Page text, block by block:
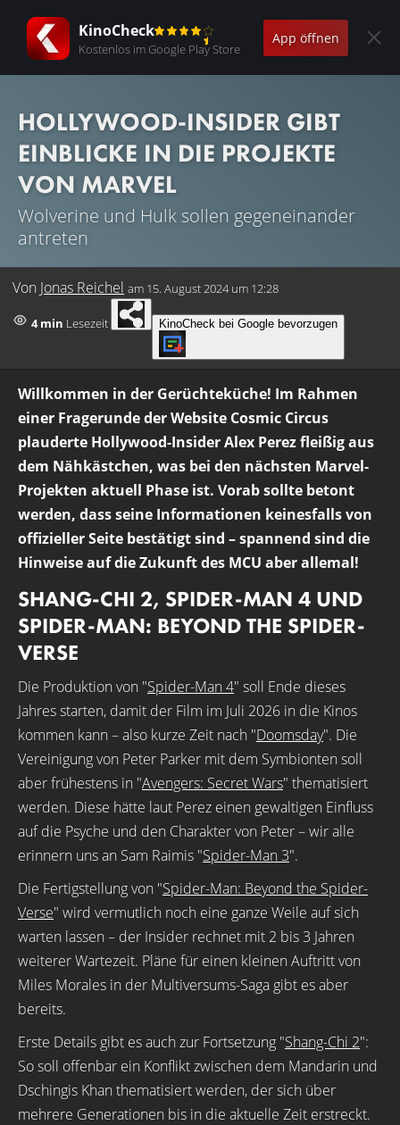
KinoCheck
Kostenlos im Google Play Store
App öffnen
HOLLYWOOD-INSIDER GIBT
EINBLICKE IN DIE PROJEKTE
VON MARVEL
Wolverine und Hulk sollen gegeneinander
antreten
Von Jonas Reichel am 15. August 2024 um 12:28
4 min Lesezeit KinoCheck bei Google bevorzugen
Willkommen in der Gerüchteküche! Im Rahmen
einer Fragerunde der Website Cosmic Circus
plauderte Hollywood-Insider Alex Perez fleißig aus
dem Nähkästchen, was bei den nächsten Marvel-
Projekten aktuell Phase ist. Vorab sollte betont
werden, dass seine Informationen keinesfalls von
offizieller Seite bestätigt sind – spannend sind die
Hinweise auf die Zukunft des MCU aber allemal!
SHANG-CHI 2, SPIDER-MAN 4 UND
SPIDER-MAN: BEYOND THE SPIDER-
VERSE
Die Produktion von "Spider-Man 4" soll Ende dieses
Jahres starten, damit der Film im Juli 2026 in die Kinos
kommen kann – also kurze Zeit nach "Doomsday". Die
Vereinigung von Peter Parker mit dem Symbionten soll
aber frühestens in "Avengers: Secret Wars" thematisiert
werden. Diese hätte laut Perez einen gewaltigen Einfluss
auf die Psyche und den Charakter von Peter – wir alle
erinnern uns an Sam Raimis "Spider-Man 3".
Die Fertigstellung von "Spider-Man: Beyond the Spider-
Verse" wird vermutlich noch eine ganze Weile auf sich
warten lassen – der Insider rechnet mit 2 bis 3 Jahren
weiterer Wartezeit. Pläne für einen kleinen Auftritt von
Miles Morales in der Multiversums-Saga gibt es aber
bereits.
Erste Details gibt es auch zur Fortsetzung "Shang-Chi 2":
So soll offenbar ein Konflikt zwischen dem Mandarin und
Dschingis Khan thematisiert werden, der sich über
mehrere Generationen bis in die aktuelle Zeit erstreckt.